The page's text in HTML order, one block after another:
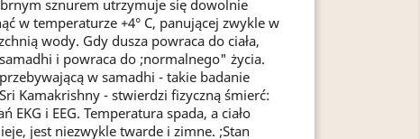
sznurem utrzymuje się dowolnie
w temperaturze +4° C, panującej zwykle w
wody. Gdy dusza powraca do ciała,
i powraca do ;normalnego" życia.
w samadhi - takie badanie
Kamakrishny - stwierdzi fizyczną śmierć:
EKG i EEG. Temperatura spada, a ciało
jest niezwykle twarde i zimne. ;Stan